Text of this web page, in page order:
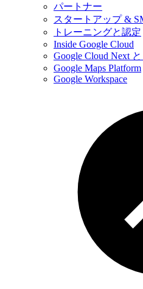
パートナー
スタートアップ &
トレーニングと認定
Inside Google Cloud
Google Cloud Next
Google Maps Platform
Google Workspace